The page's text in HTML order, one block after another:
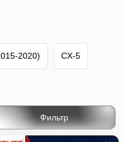
2020) CX-5
Фильтр